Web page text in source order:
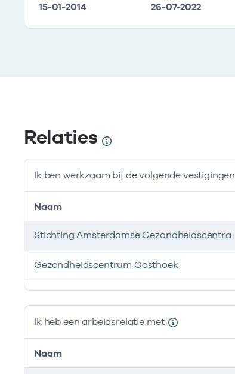
15-01-2014
26-07-2022
Relaties
Ik ben werkzaam bij de volgende vestigingen
Ik ben werkzaam bij de volgende vestigingen
Naam
Stichting Amsterdamse Gezondheidscentra
Gezondheidscentrum Oosthoek
Ik heb een arbeidsrelatie met
Naam